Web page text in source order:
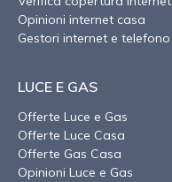
Opinioni internet casa
Gestori internet e telefono
LUCE E GAS
Offerte Luce e Gas
Offerte Luce Casa
Offerte Gas Casa
Opinioni Luce e Gas